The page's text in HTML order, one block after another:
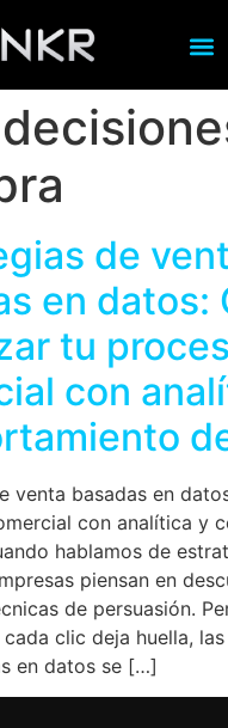
de
en datos:
tu
con
venta basadas en
con analítica y
hablamos de
piensan en
de persuasión.
clic deja huella,
en datos se […]